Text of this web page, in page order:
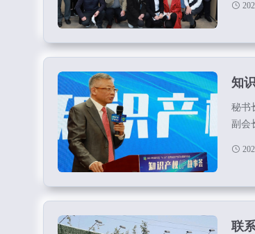
龙
态圈
知
秘书
副会
商
士：
联